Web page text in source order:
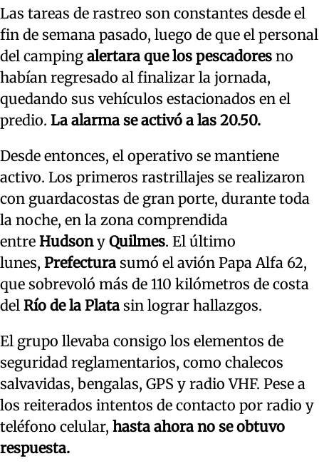
Las tareas de rastreo son constantes desde el
fin de semana pasado, luego de que el personal
del camping alertara que los pescadores no
habían regresado al finalizar la jornada,
quedando sus vehículos estacionados en el
predio. La alarma se activó a las 20.50.
Desde entonces, el operativo se mantiene
activo. Los primeros rastrillajes se realizaron
con guardacostas de gran porte, durante toda
la noche, en la zona comprendida
entre Hudsony Quilmes. El último
lunes, Prefectura sumó el avión Papa Alfa 62,
que sobrevoló más de 110 kilómetros de costa
del Río de la Plata sin lograr hallazgos.
El grupo llevaba consigo los elementos de
seguridad reglamentarios, como chalecos
salvavidas, bengalas, GPS y radio VHF. Pese a
los reiterados intentos de contacto por radio y
teléfono celular, hasta ahora no se obtuvo
respuesta.